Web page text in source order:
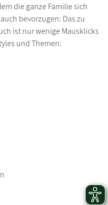
die ganze Familie sich
bevorzugen: Das zu
ist nur wenige Mausklicks
und Themen: